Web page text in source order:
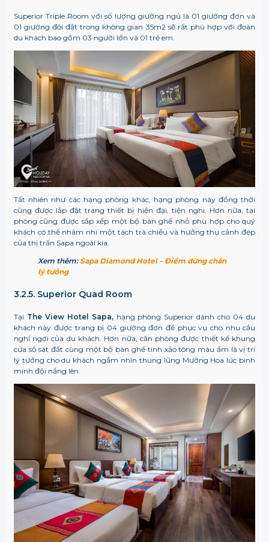
Superior Triple Room với số lượng giường ngủ là 01 giường đơn và
01 giường đôi đặt trong không gian 35m2 sẽ rất phù hợp với đoàn
du khách bao gồm 03 người lớn và 01 trẻ em.
Tất nhiên như các hạng phòng khác, hạng phòng này đồng thời
cũng được lắp đặt trang thiết bị hiện đại, tiện nghi. Hơn nữa, tại
phòng cũng được sắp xếp một bộ bàn ghế nhỏ phù hợp cho quý
khách có thể nhâm nhi một tách trà chiều và hưởng thụ cảnh đẹp
của thị trấn Sapa ngoài kia.
Xem thêm: Sapa Diamond Hotel – Điểm dừng chân
lý tưởng
3.2.5. Superior Quad Room
Tại The View Hotel Sapa, hạng phòng Superior dành cho 04 du
khách này được trang bị 04 giường đơn để phục vụ cho nhu cầu
nghỉ ngơi của du khách. Hơn nữa, căn phòng được thiết kế khung
cửa sổ sát đất cùng một bộ bàn ghế tinh xảo tông màu ấm là vị trí
lý tưởng cho du khách ngắm nhìn thung lũng Mường Hoa lúc bình
minh đội nắng lên.